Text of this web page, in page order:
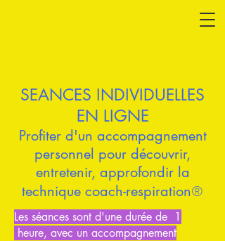
SEANCES INDIVIDUELLES
EN LIGNE
Profiter d'un accompagnement
personnel pour découvrir,
entretenir, approfondir la
technique coach-respiration®
Les séances sont d'une durée de
1
heure, avec un accompagnement